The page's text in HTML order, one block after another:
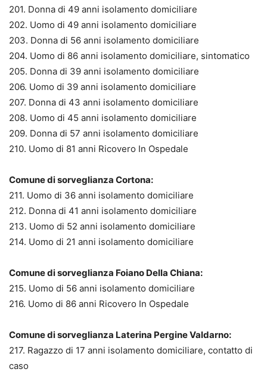
201. Donna di 49 anni isolamento domiciliare
202. Uomo di 49 anni isolamento domiciliare
203. Donna di 56 anni isolamento domiciliare
204. Uomo di 86 anni isolamento domiciliare, sintomatico
205. Donna di 39 anni isolamento domiciliare
206. Uomo di 39 anni isolamento domiciliare
207. Donna di 43 anni isolamento domiciliare
208. Uomo di 45 anni isolamento domiciliare
209. Donna di 57 anni isolamento domiciliare
210. Uomo di 81 anni Ricovero In Ospedale
Comune di sorveglianza Cortona:
211. Uomo di 36 anni isolamento domiciliare
212. Donna di 41 anni isolamento domiciliare
213. Uomo di 52 anni isolamento domiciliare
214. Uomo di 21 anni isolamento domiciliare
Comune di sorveglianza Foiano Della Chiana:
215. Uomo di 56 anni isolamento domiciliare
216. Uomo di 86 anni Ricovero In Ospedale
Comune di sorveglianza Laterina Pergine Valdarno:
217. Ragazzo di 17 anni isolamento domiciliare, contatto di
caso